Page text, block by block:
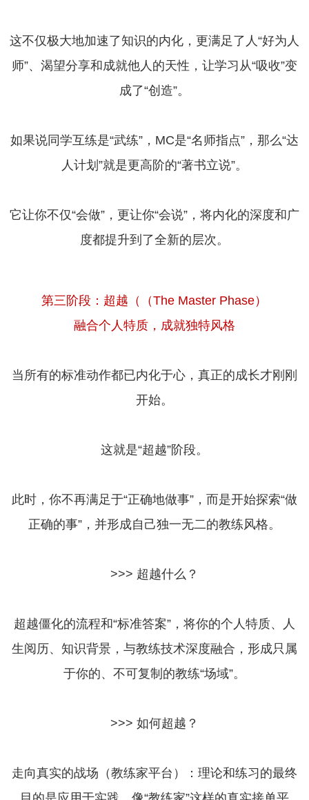
这不仅极大地加速了知识的内化，更满足了人“好为人
师”、渴望分享和成就他人的天性，让学习从“吸收”变
成了“创造”。
如果说同学互练是“武练”，MC是“名师指点”，那么“达
人计划”就是更高阶的“著书立说”。
它让你不仅“会做”，更让你“会说”，将内化的深度和广
度都提升到了全新的层次。
第三阶段：超越（（The Master Phase）
融合个人特质，成就独特风格
当所有的标准动作都已内化于心，真正的成长才刚刚
开始。
这就是“超越”阶段。
此时，你不再满足于“正确地做事”，而是开始探索“做
正确的事”，并形成自己独一无二的教练风格。
>>> 超越什么？
超越僵化的流程和“标准答案”，将你的个人特质、人
生阅历、知识背景，与教练技术深度融合，形成只属
于你的、不可复制的教练“场域”。
>>> 如何超越？
走向真实的战场（教练家平台）：理论和练习的最终